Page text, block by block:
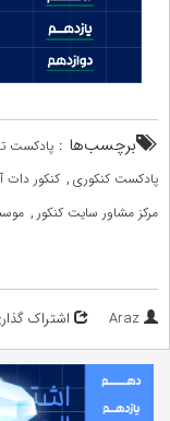
برچسب‌ها : پادکست
پادکست کنکوری , کنکور
مرکز مشاور سایت کنکور ,
Araz اشتراک